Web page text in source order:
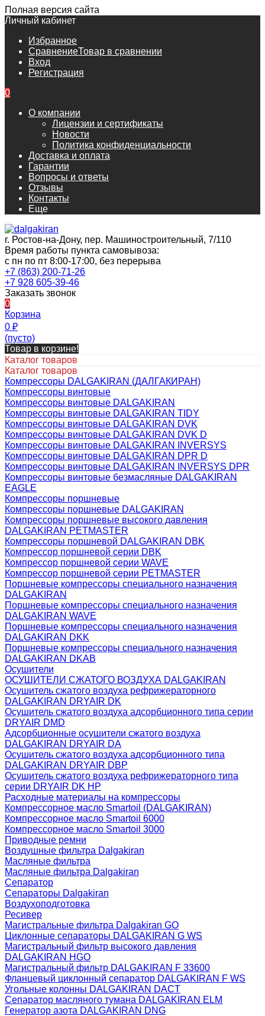
Полная версия сайта
Личный кабинет
Избранное
СравнениеТовар в сравнении
Вход
Регистрация
0
О компании
Лицензии и сертификаты
Новости
Политика конфиденциальности
Доставка и оплата
Гарантии
Вопросы и ответы
Отзывы
Контакты
Еще
г. Ростов-на-Дону, пер. Машиностроительный, 7/110
Время работы пункта самовывоза:
с пн по пт 8:00-17:00, без перерыва
+7 (863) 200-71-26
+7 928 605-39-46
Заказать звонок
0
Корзина
0 ₽
(пусто)
Товар в корзине!
Каталог товаров
Каталог товаров
Компрессоры DALGAKIRAN (ДАЛГАКИРАН)
Компрессоры винтовые
Компрессоры винтовые DALGAKIRAN
Компрессоры винтовые DALGAKIRAN TIDY
Компрессоры винтовые DALGAKIRAN DVK
Компрессоры винтовые DALGAKIRAN DVK D
Компрессоры винтовые DALGAKIRAN INVERSYS
Компрессоры винтовые DALGAKIRAN DPR D
Компрессоры винтовые DALGAKIRAN INVERSYS DPR
Компрессоры винтовые безмасляные DALGAKIRAN
EAGLE
Компрессоры поршневые
Компрессоры поршневые DALGAKIRAN
Компрессоры поршневые высокого давления
DALGAKIRAN PETMASTER
Компрессоры поршневой DALGAKIRAN DBK
Компрессор поршневой серии DBK
Компрессор поршневой серии WAVE
Компрессор поршневой серии PETMASTER
Поршневые компрессоры специального назначения
DALGAKIRAN
Поршневые компрессоры специального назначения
DALGAKIRAN WAVE
Поршневые компрессоры специального назначения
DALGAKIRAN DKK
Поршневые компрессоры специального назначения
DALGAKIRAN DKAB
Осушители
ОСУШИТЕЛИ СЖАТОГО ВОЗДУХА DALGAKIRAN
Осушитель сжатого воздуха рефрижераторного
DALGAKIRAN DRYAIR DK
Осушитель сжатого воздуха адсорбционного типа серии
DRYAIR DMD
Адсорбционные осушители сжатого воздуха
DALGAKIRAN DRYAIR DA
Осушитель сжатого воздуха адсорбционного типа
DALGAKIRAN DRYAIR DBP
Осушитель сжатого воздуха рефрижераторного типа
cерии DRYAIR DK HP
Расходные материалы на компрессоры
Компрессорное масло Smartoil (DALGAKIRAN)
Компрессорное масло Smartoil 6000
Компрессорное масло Smartoil 3000
Приводные ремни
Воздушные фильтра Dalgakiran
Масляные фильтра
Масляные фильтра Dalgakiran
Сепаратор
Сепараторы Dalgakiran
Воздухоподготовка
Ресивер
Магистральные фильтра Dalgakiran GO
Циклонные сепараторы DALGAKIRAN G WS
Магистральный фильтр высокого давления
DALGAKIRAN HGO
Магистральный фильтр DALGAKIRAN F 33600
Фланцевый циклонный сепаратор DALGAKIRAN F WS
Угольные колонны DALGAKIRAN DACT
Сепаратор масляного тумана DALGAKIRAN ELM
Генератор азота DALGAKIRAN DNG